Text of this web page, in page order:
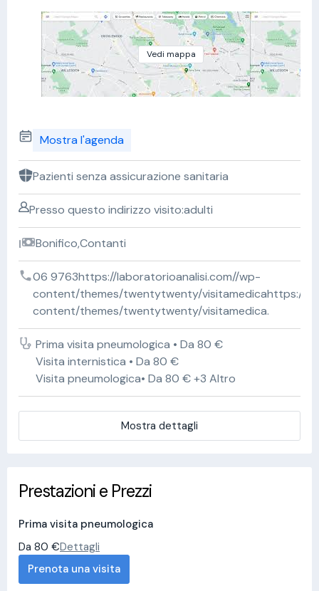
Vedi mappa
Mostra l'agenda
Pazienti senza assicurazione sanitaria
Presso questo indirizzo visito:adulti
Bonifico,Contanti
06 9763https://laboratorioanalisi.com//wp-
content/themes/twentytwenty/visitamedicahttps://
content/themes/twentytwenty/visitamedica.
Prima visita pneumologica • Da 80 €
Visita internistica • Da 80 €
Visita pneumologica• Da 80 € +3 Altro
Mostra dettagli
Prestazioni e Prezzi
Prima visita pneumologica
Da 80 €Dettagli
Prenota una visita